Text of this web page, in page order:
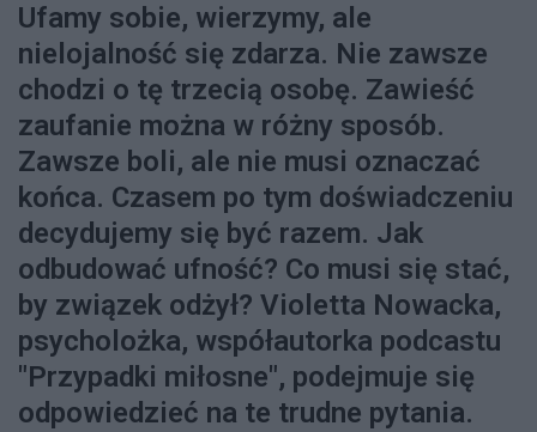
Ufamy sobie, wierzymy, ale
nielojalność się zdarza. Nie zawsze
chodzi o tę trzecią osobę. Zawieść
zaufanie można w różny sposób.
Zawsze boli, ale nie musi oznaczać
końca. Czasem po tym doświadczeniu
decydujemy się być razem. Jak
odbudować ufność? Co musi się stać,
by związek odżył? Violetta Nowacka,
psycholożka, współautorka podcastu
"Przypadki miłosne", podejmuje się
odpowiedzieć na te trudne pytania.